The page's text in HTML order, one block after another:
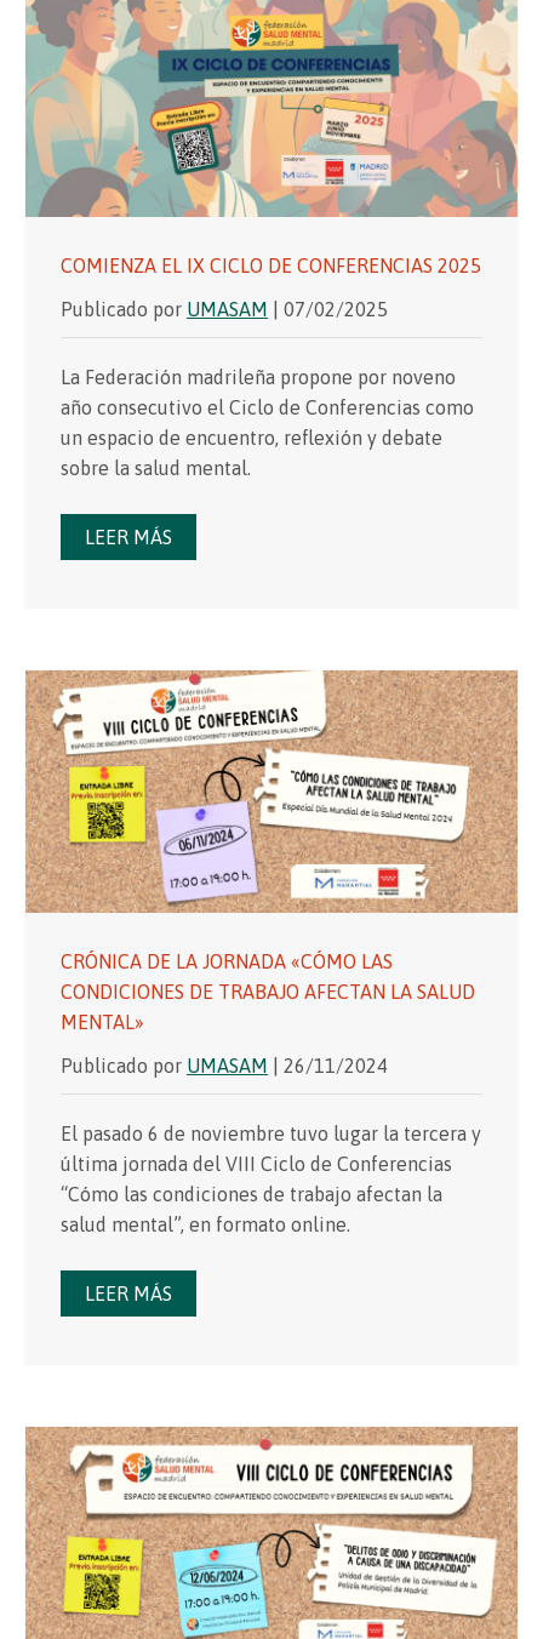
COMIENZA EL IX CICLO DE CONFERENCIAS 2025
Publicado por UMASAM | 07/02/2025
La Federación madrileña propone por noveno
año consecutivo el Ciclo de Conferencias como
un espacio de encuentro, reflexión y debate
sobre la salud mental.
LEER MÁS
CRÓNICA DE LA JORNADA «CÓMO LAS
CONDICIONES DE TRABAJO AFECTAN LA SALUD
MENTAL»
Publicado por UMASAM | 26/11/2024
El pasado 6 de noviembre tuvo lugar la tercera y
última jornada del VIII Ciclo de Conferencias
“Cómo las condiciones de trabajo afectan la
salud mental”, en formato online.
LEER MÁS